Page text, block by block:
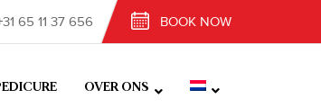
65 11 37 656 BOOK NOW
OVER ONS